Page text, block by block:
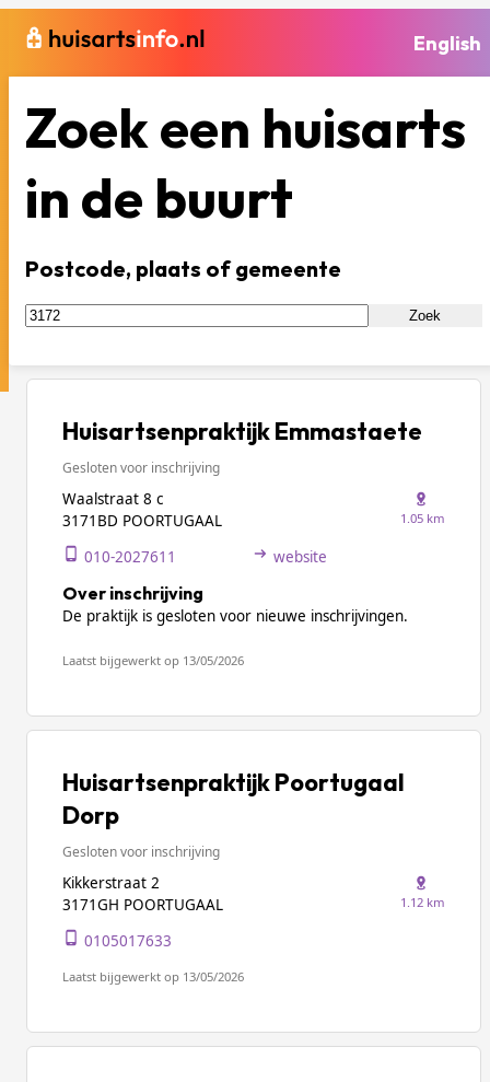
English
Zoek een huisarts
in de buurt
Postcode, plaats of gemeente
Zoek
Huisartsenpraktijk Emmastaete
Gesloten voor inschrijving
Waalstraat 8 c
3171BD POORTUGAAL
1.05 km
010-2027611 website
Over inschrijving
De praktijk is gesloten voor nieuwe inschrijvingen.
Laatst bijgewerkt op 13/05/2026
Huisartsenpraktijk Poortugaal
Dorp
Gesloten voor inschrijving
Kikkerstraat 2
3171GH POORTUGAAL
1.12 km
0105017633
Laatst bijgewerkt op 13/05/2026